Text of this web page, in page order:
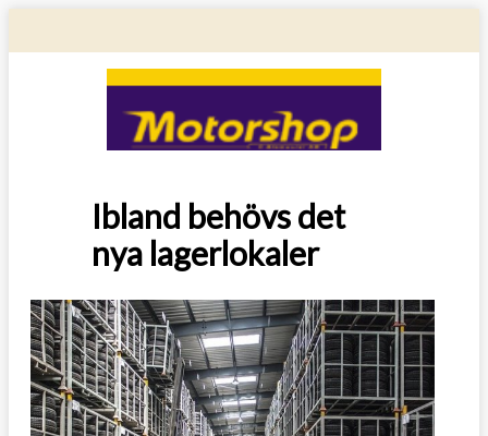
Ibland behövs det
nya lagerlokaler